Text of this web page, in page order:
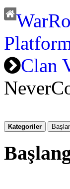
Clan
Kategoriler